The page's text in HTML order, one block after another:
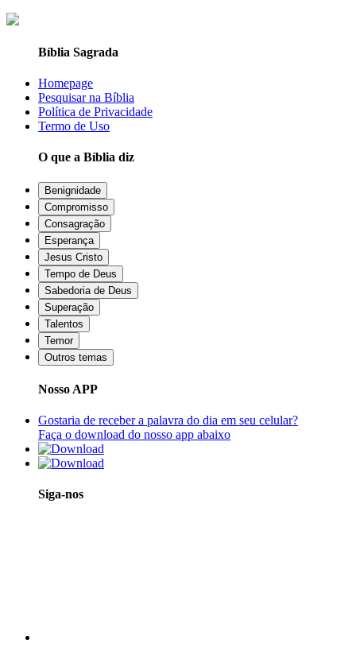
Bíblia Sagrada
Homepage
Pesquisar na Bíblia
Política de Privacidade
Termo de Uso
O que a Bíblia diz
Benignidade
Compromisso
Consagração
Esperança
Jesus Cristo
Tempo de Deus
Sabedoria de Deus
Superação
Talentos
Temor
Outros temas
Nosso APP
Gostaria de receber a palavra do dia em seu celular?
Faça o download do nosso app abaixo
Siga-nos